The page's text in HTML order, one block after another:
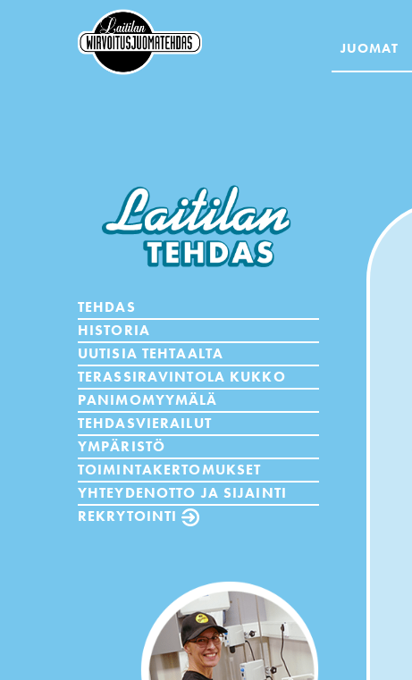
JUOMAT
TEHDAS
HISTORIA
UUTISIA TEHTAALTA
TERASSIRAVINTOLA KUKKO
PANIMOMYYMÄLÄ
TEHDASVIERAILUT
YMPÄRISTÖ
TOIMINTAKERTOMUKSET
YHTEYDENOTTO JA SIJAINTI
REKRYTOINTI